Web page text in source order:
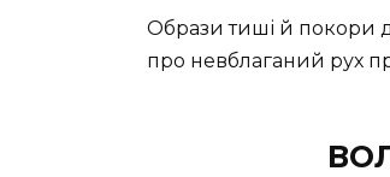
Образи тиші й покори
про невблаганий рух